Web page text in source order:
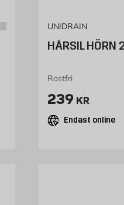
UNIDRAIN
HÅRSIL HÖRN
Rostfri
Pris 239 kr
239 KR
Endast online